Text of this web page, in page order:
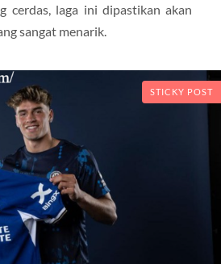
cerdas, laga ini dipastikan akan
sangat menarik.
STICKY POST